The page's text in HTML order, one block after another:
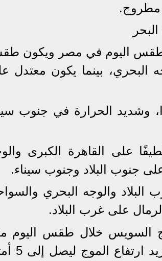
اليوم في مصر ويكون
البحري، بينما يكون معتدل
وشديد الحرارة في جنوب
على القاهرة الكبرى
جنوب البلاد وجنوب سيناء.
البلاد والوجه البحري
على غرب البلاد.
السويس خلال طقس اليوم
أمس وتكون سرعة الرياح بين 60